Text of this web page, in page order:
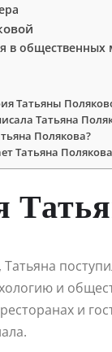
в общественных
Татьяны
Татьяна
Полякова?
Татьяна
и
и